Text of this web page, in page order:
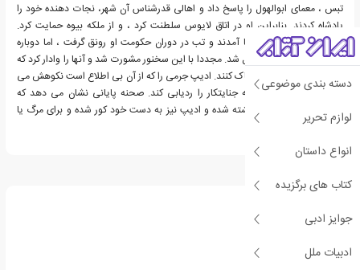
دسته بندی موضوعی
لوازم تحریر
انواع داستان
کتاب های برگزیده
جوایز ادبی
ادبیات ملل
تبس ، معمای ابوالهول را پاسخ داد و اهالی قدرشناس آن شهر، نجات دهنده خود را
پادشاه کردند. بنابراین او در اتاق لایوس سلطنت کرد ، و از ملکه بیوه حمایت کرد.
فرزندانی برای آنها به دنیا آمدند و تب در دوران حکومت او رونق گرفت ، اما دوباره
طاعونی شدید بر شهر نازل شد. مجددا با این سخنور مشورت شد و آنها را وادار کرد که
خود را از گناهکاری خون پاک کنند. ادیپ جرمی را که از آن بی اطلاع است نکوهش می
کند و متعهد می شود که جنایتکار را ردیابی کند. صحنه پایانی نشان می دهد که
جوکاستا به دست خود کشته شده و ادیپ نیز به دست خود کور شده و برای مرگ یا
تبعید دعا می کند.
درباره سوفوکلس